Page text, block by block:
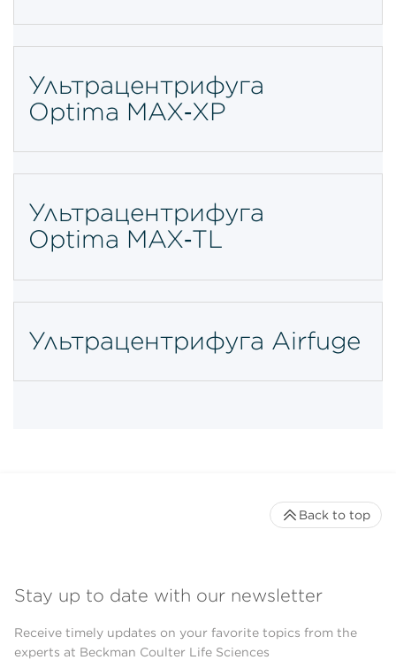
Ультрацентрифуга
Optima MAX‑XP
Ультрацентрифуга
Optima MAX‑TL
Ультрацентрифуга Airfuge
Stay up to date with our newsletter
Receive timely updates on your favorite topics from the
experts at Beckman Coulter Life Sciences
Back to top